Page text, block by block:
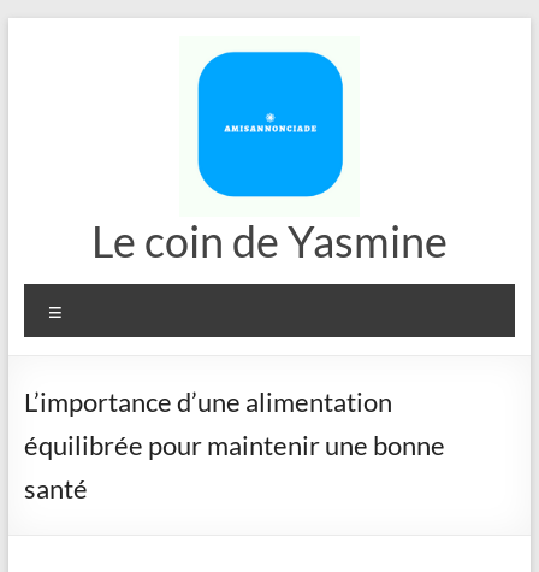
Le coin de Yasmine
L’importance d’une alimentation
équilibrée pour maintenir une bonne
santé